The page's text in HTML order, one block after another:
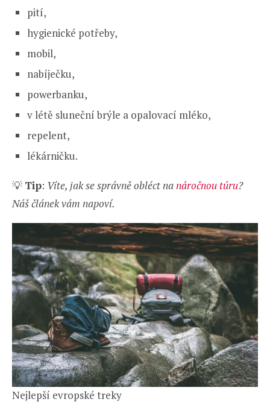
pití,
hygienické potřeby,
mobil,
nabíječku,
powerbanku,
v létě sluneční brýle a opalovací mléko,
repelent,
lékárničku.
💡 Tip: Víte, jak se správně obléct nanáročnou túru?
Náš článek vám napoví.
Nejlepší evropské treky